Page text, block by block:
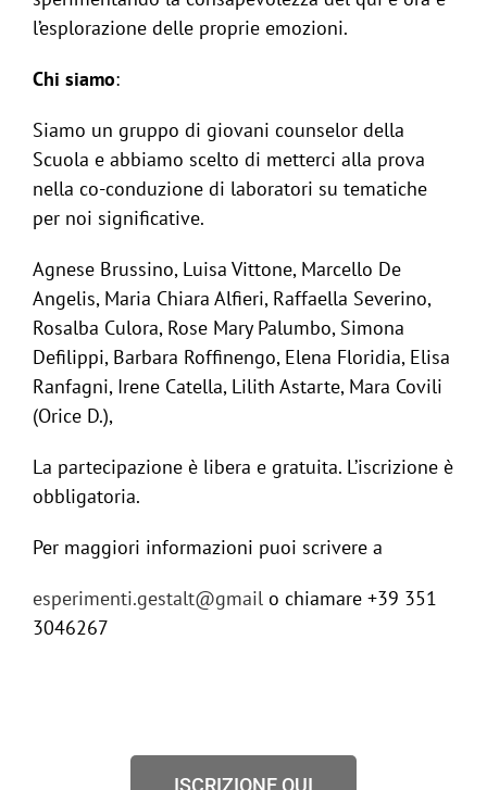
l’esplorazione delle proprie emozioni.
Chi siamo:
Siamo un gruppo di giovani counselor della
Scuola e abbiamo scelto di metterci alla prova
nella co-conduzione di laboratori su tematiche
per noi significative.
Agnese Brussino, Luisa Vittone, Marcello De
Angelis, Maria Chiara Alfieri, Raffaella Severino,
Rosalba Culora, Rose Mary Palumbo, Simona
Defilippi, Barbara Roffinengo, Elena Floridia, Elisa
Ranfagni, Irene Catella, Lilith Astarte, Mara Covili
(Orice D.),
La partecipazione è libera e gratuita. L’iscrizione è
obbligatoria.
Per maggiori informazioni puoi scrivere a
esperimenti.gestalt@gmailo chiamare +39 351
3046267
ISCRIZIONE QUI